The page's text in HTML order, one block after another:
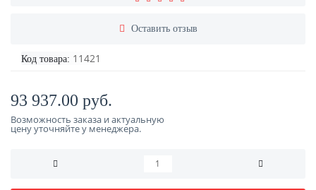
Оставить отзыв
Код товара: 11421
93 937.00 руб.
Возможность заказа и актуальную
цену уточняйте у менеджера.